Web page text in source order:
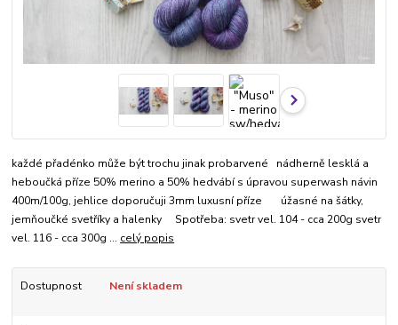
každé přadénko může být trochu jinak probarvené nádherně lesklá a
heboučká příze 50% merino a 50% hedvábí s úpravou superwash návin
400m/100g, jehlice doporučuji 3mm luxusní příze úžasné na šátky,
jemňoučké svetříky a halenky Spotřeba: svetr vel. 104 - cca 200g svetr
vel. 116 - cca 300g ... celý popis
Dostupnost Není skladem